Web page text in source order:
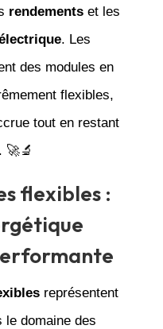
rendementset les
. Les
des modules en
flexibles,
tout en restant
🚀🔬
flexibles :
représentent
le domaine des